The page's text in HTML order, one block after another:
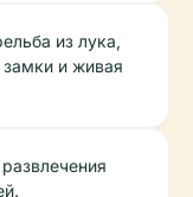
из лука,
и живая